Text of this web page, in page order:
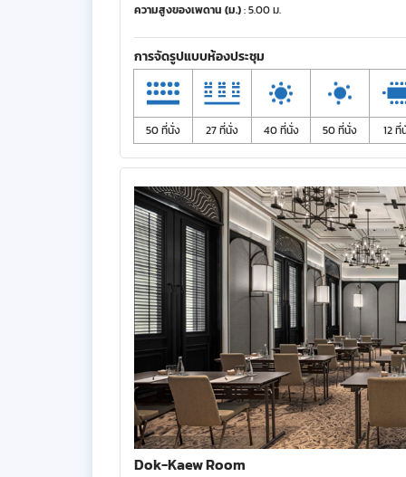
ความสูงของเพดาน (ม.): 5.00 ม.
การจัดรูปแบบห้องประชุม
50 ที่นั่ง 27 ที่นั่ง 40 ที่นั่ง 50 ที่นั่ง 12 ที่
Dok-Kaew Room